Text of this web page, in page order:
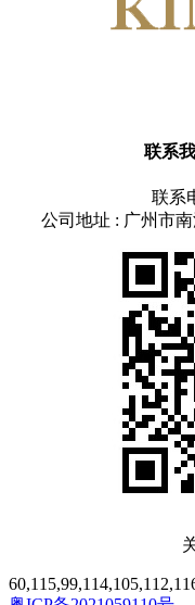
联系
联系
公司地址 : 广州市